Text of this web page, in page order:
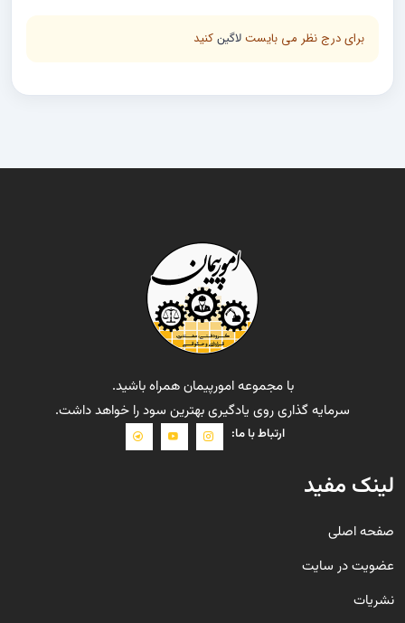
برای درج نظر می بایست لاگین کنید
با مجموعه امورپیمان همراه باشید.
سرمایه گذاری روی یادگیری بهترین سود را خواهد داشت.
ارتباط با ما:
لینک مفید
صفحه اصلی
عضویت در سایت
نشریات